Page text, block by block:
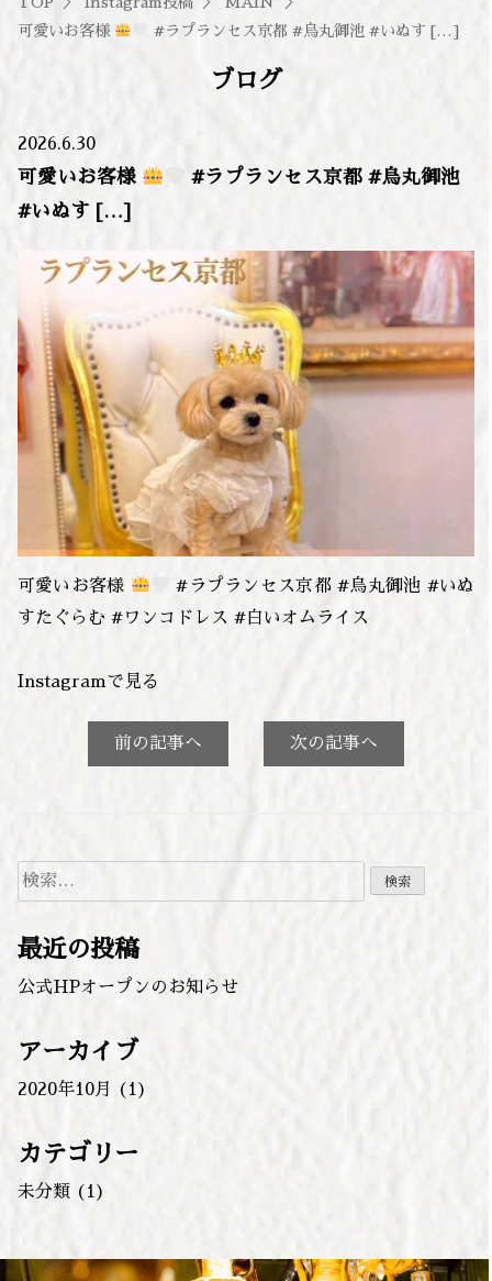
可愛いお客様
#ラプランセス京都 #烏丸御池 #いぬす […]
ブログ
2026.6.30
可愛いお客様
#ラプランセス京都 #烏丸御池
#いぬす […]
可愛いお客様
#ラプランセス京都 #烏丸御池 #いぬ
すたぐらむ #ワンコドレス #白いオムライス
Instagramで見る
前の記事へ 次の記事へ
検
索:
最近の投稿
公式HPオープンのお知らせ
アーカイブ
2020年10月 (1)
カテゴリー
未分類(1)